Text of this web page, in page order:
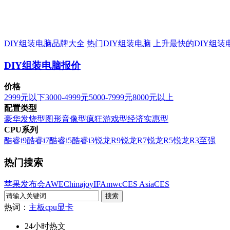
DIY组装电脑品牌大全 热门DIY组装电脑 上升最快的DIY组装
DIY组装电脑报价
价格
2999元以下3000-4999元5000-7999元8000元以上
配置类型
豪华发烧型图形音像型疯狂游戏型经济实惠型
CPU系列
酷睿i9酷睿i7酷睿i5酷睿i3锐龙R9锐龙R7锐龙R5锐龙R3至强
热门搜索
苹果发布会AWEChinajoyIFAmwcCES AsiaCES
热词： 主板cpu显卡
24小时热文